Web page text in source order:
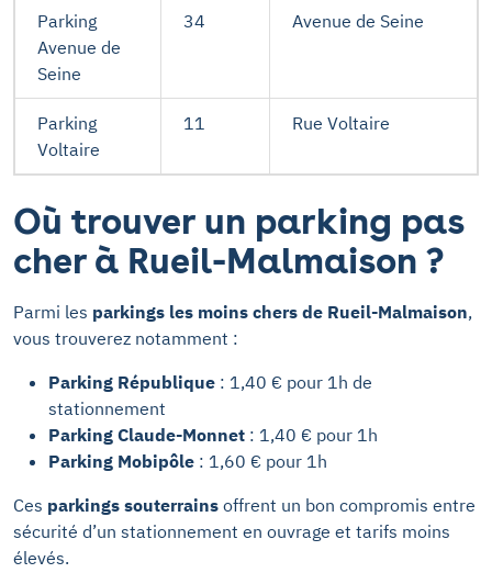
Parking
Avenue de
Seine
34 Avenue de Seine
Parking
Voltaire
11 Rue Voltaire
Où trouver un parking pas
cher à Rueil-Malmaison ?
Parmi les parkings les moins chers de Rueil-Malmaison,
vous trouverez notamment :
Parking République : 1,40 € pour 1h de
stationnement
Parking Claude-Monnet : 1,40 € pour 1h
Parking Mobipôle : 1,60 € pour 1h
Ces parkings souterrains offrent un bon compromis entre
sécurité d’un stationnement en ouvrage et tarifs moins
élevés.